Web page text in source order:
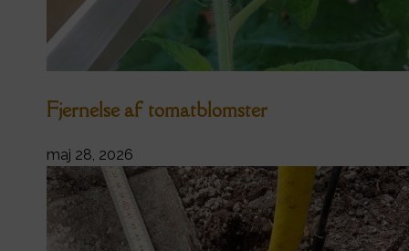
Fjernelse af tomatblomster
maj 28, 2026